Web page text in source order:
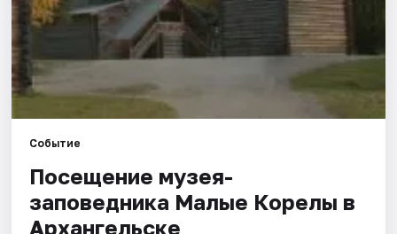
Событие
Посещение музея-
заповедника Малые Корелы в
Архангельске